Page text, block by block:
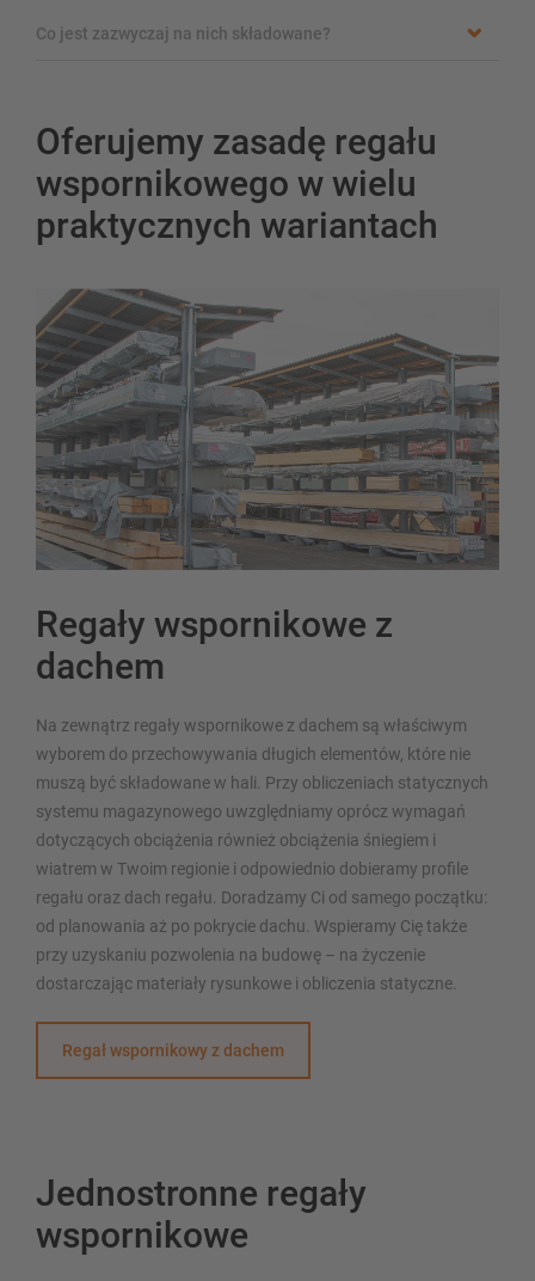
Co jest zazwyczaj na nich składowane?
Oferujemy zasadę regału
wspornikowego w wielu
praktycznych wariantach
Regały wspornikowe z
dachem
Na zewnątrz regały wspornikowe z dachem są właściwym
wyborem do przechowywania długich elementów, które nie
muszą być składowane w hali. Przy obliczeniach statycznych
systemu magazynowego uwzględniamy oprócz wymagań
dotyczących obciążenia również obciążenia śniegiem i
wiatrem w Twoim regionie i odpowiednio dobieramy profile
regału oraz dach regału. Doradzamy Ci od samego początku:
od planowania aż po pokrycie dachu. Wspieramy Cię także
przy uzyskaniu pozwolenia na budowę – na życzenie
dostarczając materiały rysunkowe i obliczenia statyczne.
Regał wspornikowy z dachem
Jednostronne regały
wspornikowe